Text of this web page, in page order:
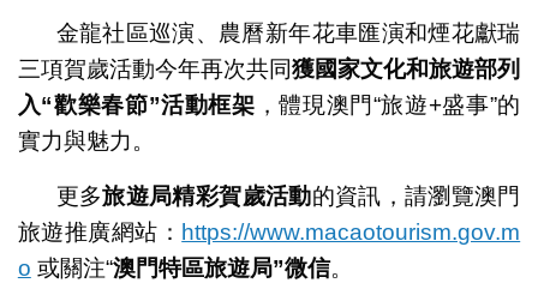
金龍社區巡演、農曆新年花車匯演和煙花獻瑞
三項賀歲活動今年再次共同獲國家文化和旅遊部列
入“歡樂春節”活動框架 ，體現澳門“旅遊+盛事”的
實力與魅力。
更多旅遊局精彩賀歲活動的資訊，請瀏覽澳門
旅遊推廣網站： https://www.macaotourism.gov.m
o 或關注“澳門特區旅遊局”微信。